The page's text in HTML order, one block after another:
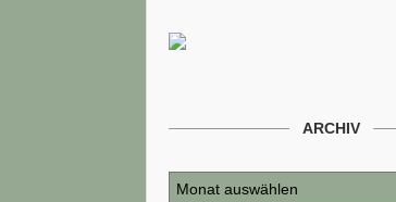
ARCHIV